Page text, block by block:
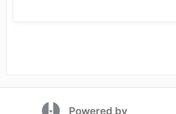
(opens in a new tab)
Powered by